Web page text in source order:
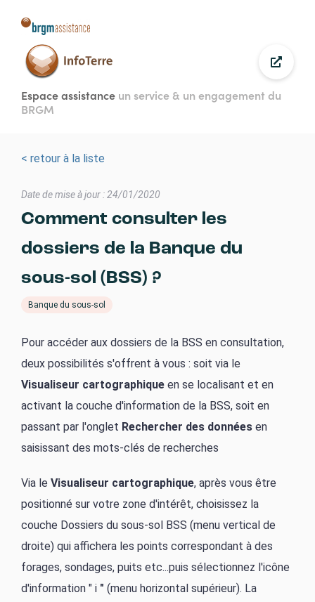
principal
Espace assistance un service & un engagement du
BRGM
< retour à la liste
Date de mise à jour : 24/01/2020
Comment consulter les
dossiers de la Banque du
sous-sol (BSS) ?
Banque du sous-sol
Pour accéder aux dossiers de la BSS en consultation,
deux possibilités s'offrent à vous : soit via le
Visualiseur cartographique en se localisant et en
activant la couche d'information de la BSS, soit en
passant par l'onglet Rechercher des données en
saisissant des mots-clés de recherches
Via le Visualiseur cartographique, après vous être
positionné sur votre zone d'intérêt, choisissez la
couche Dossiers du sous-sol BSS (menu vertical de
droite) qui affichera les points correspondant à des
forages, sondages, puits etc...puis sélectionnez l'icône
d'information " i " (menu horizontal supérieur). La